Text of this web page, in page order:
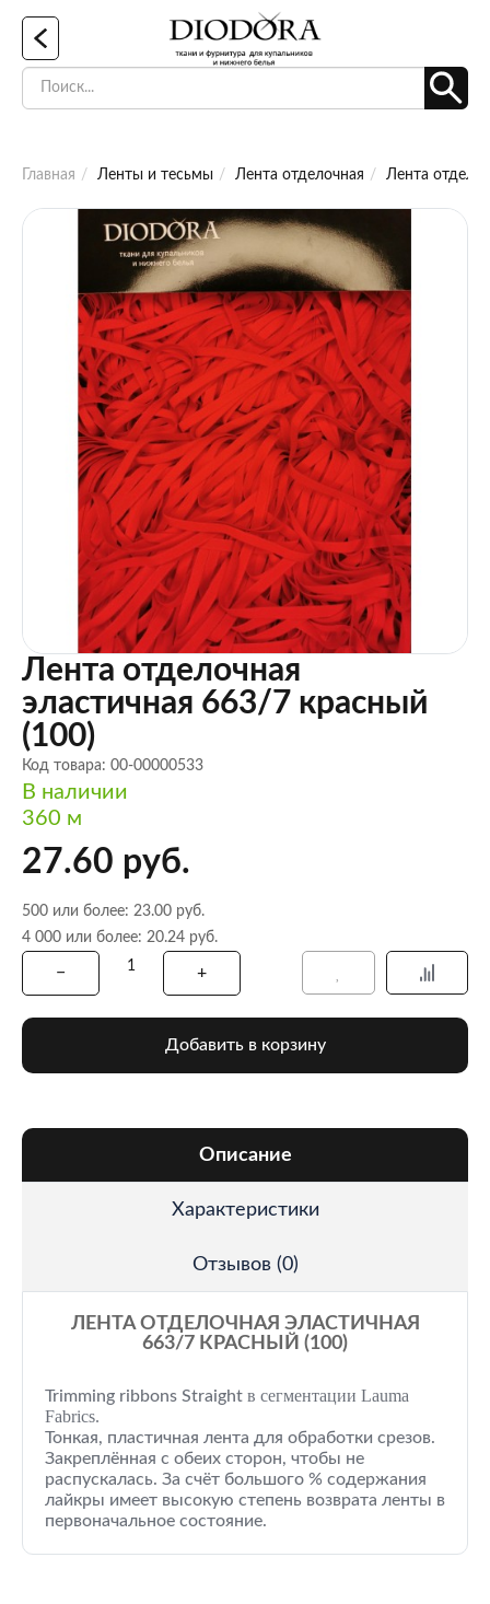
Главная Ленты и тесьмы Лента отделочная Лента
Лента отделочная
эластичная 663/7 красный
(100)
Код товара: 00-00000533
В наличии
360 м
27.60 руб.
500 или более: 23.00 руб.
4 000 или более: 20.24 руб.
Добавить в корзину
Описание
Характеристики
Отзывов (0)
ЛЕНТА ОТДЕЛОЧНАЯ ЭЛАСТИЧНАЯ
663/7 КРАСНЫЙ (100)
Trimming ribbons Straight в сегментации Lauma
Fabrics.
Тонкая, пластичная лента для обработки срезов.
Закреплённая с обеих сторон, чтобы не
распускалась. За счёт большого % содержания
лайкры имеет высокую степень возврата ленты в
первоначальное состояние.